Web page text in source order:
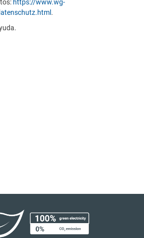
https://www.wg-
.